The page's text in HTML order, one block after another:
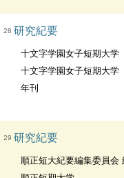
28 研究紀要
十文字学園女子短期大学
十文字学園女子短期大学
年刊
29 研究紀要
順正短大紀要編集委員会